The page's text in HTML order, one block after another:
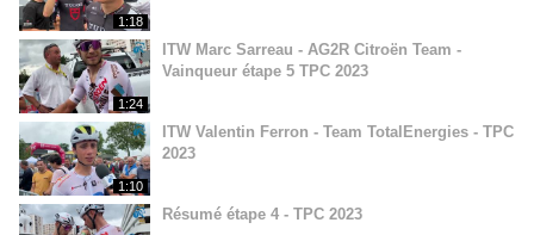
1:18
1:24
ITW Marc Sarreau - AG2R Citroën Team -
Vainqueur étape 5 TPC 2023
1:10
ITW Valentin Ferron - Team TotalEnergies - TPC
2023
Résumé étape 4 - TPC 2023